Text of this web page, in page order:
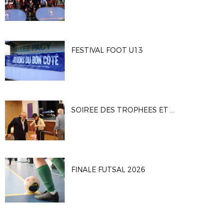
FESTIVAL FOOT U13
SOIREE DES TROPHEES ET DES BENEVOLES
FINALE FUTSAL 2026